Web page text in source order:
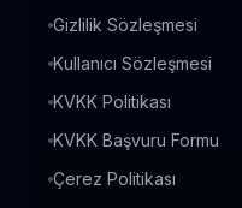
Gizlilik Sözleşmesi
Kullanıcı Sözleşmesi
KVKK Politikası
KVKK Başvuru Formu
Çerez Politikası